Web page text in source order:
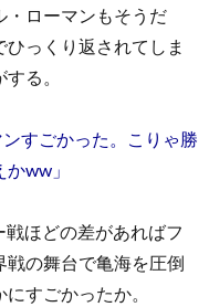
・ローマンもそうだ
っくり返されてしま
る。
すごかった。こりゃ勝
ww」
ほどの差があればフ
戦の舞台で亀海を圧倒
すごかったか。